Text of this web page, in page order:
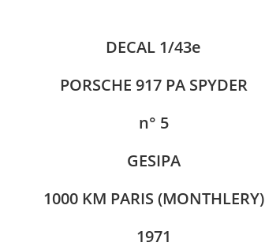
DECAL 1/43e
PORSCHE 917 PA SPYDER
n° 5
GESIPA
1000 KM PARIS (MONTHLERY)
1971